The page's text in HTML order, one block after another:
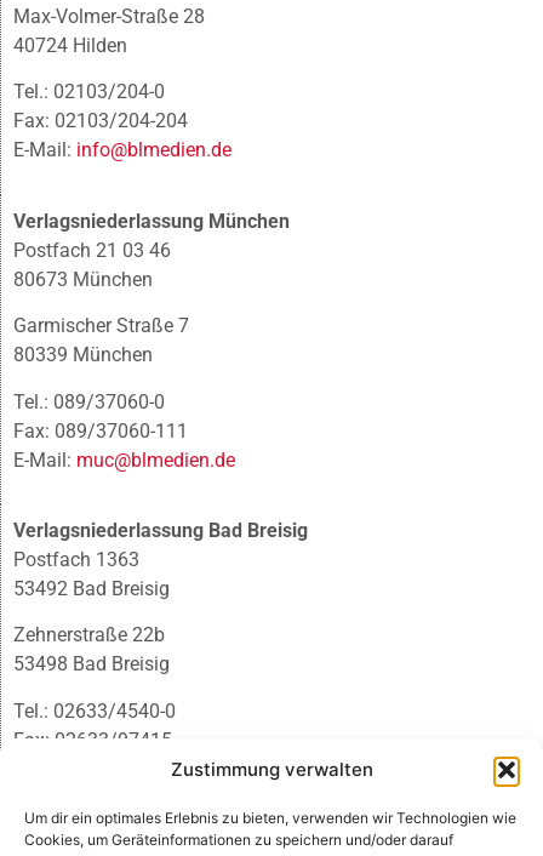
Zustimmung verwalten
Um dir ein optimales Erlebnis zu bieten, verwenden wir Technologien wie
Cookies, um Geräteinformationen zu speichern und/oder darauf
Max-Volmer-Straße 28
40724 Hilden
Tel.: 02103/204-0
Fax: 02103/204-204
E-Mail: info@blmedien.de
Verlagsniederlassung München
Postfach 21 03 46
80673 München
Garmischer Straße 7
80339 München
Tel.: 089/37060-0
Fax: 089/37060-111
E-Mail: muc@blmedien.de
Verlagsniederlassung Bad Breisig
Postfach 1363
53492 Bad Breisig
Zehnerstraße 22b
53498 Bad Breisig
Tel.: 02633/4540-0
Fax: 02633/97415
infobb@blmedien.de